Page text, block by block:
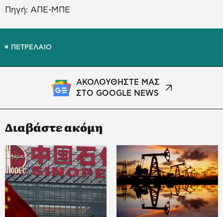
Πηγή: ΑΠΕ-ΜΠΕ
ΠΕΤΡΕΛΑΙΟ
ΑΚΟΛΟΥΘΗΣΤΕ ΜΑΣ
ΣΤΟ GOOGLE NEWS
Διαβάστε ακόμη